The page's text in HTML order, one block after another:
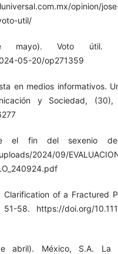
opinion/jose-
util/
Voto útil.
05-20/op271359
en medios informativos.
y Sociedad, (30),
el fin del sexenio de
2024/09/
Clarification of a Fractured
58. https://doi.org/
abril). México, S.A. La